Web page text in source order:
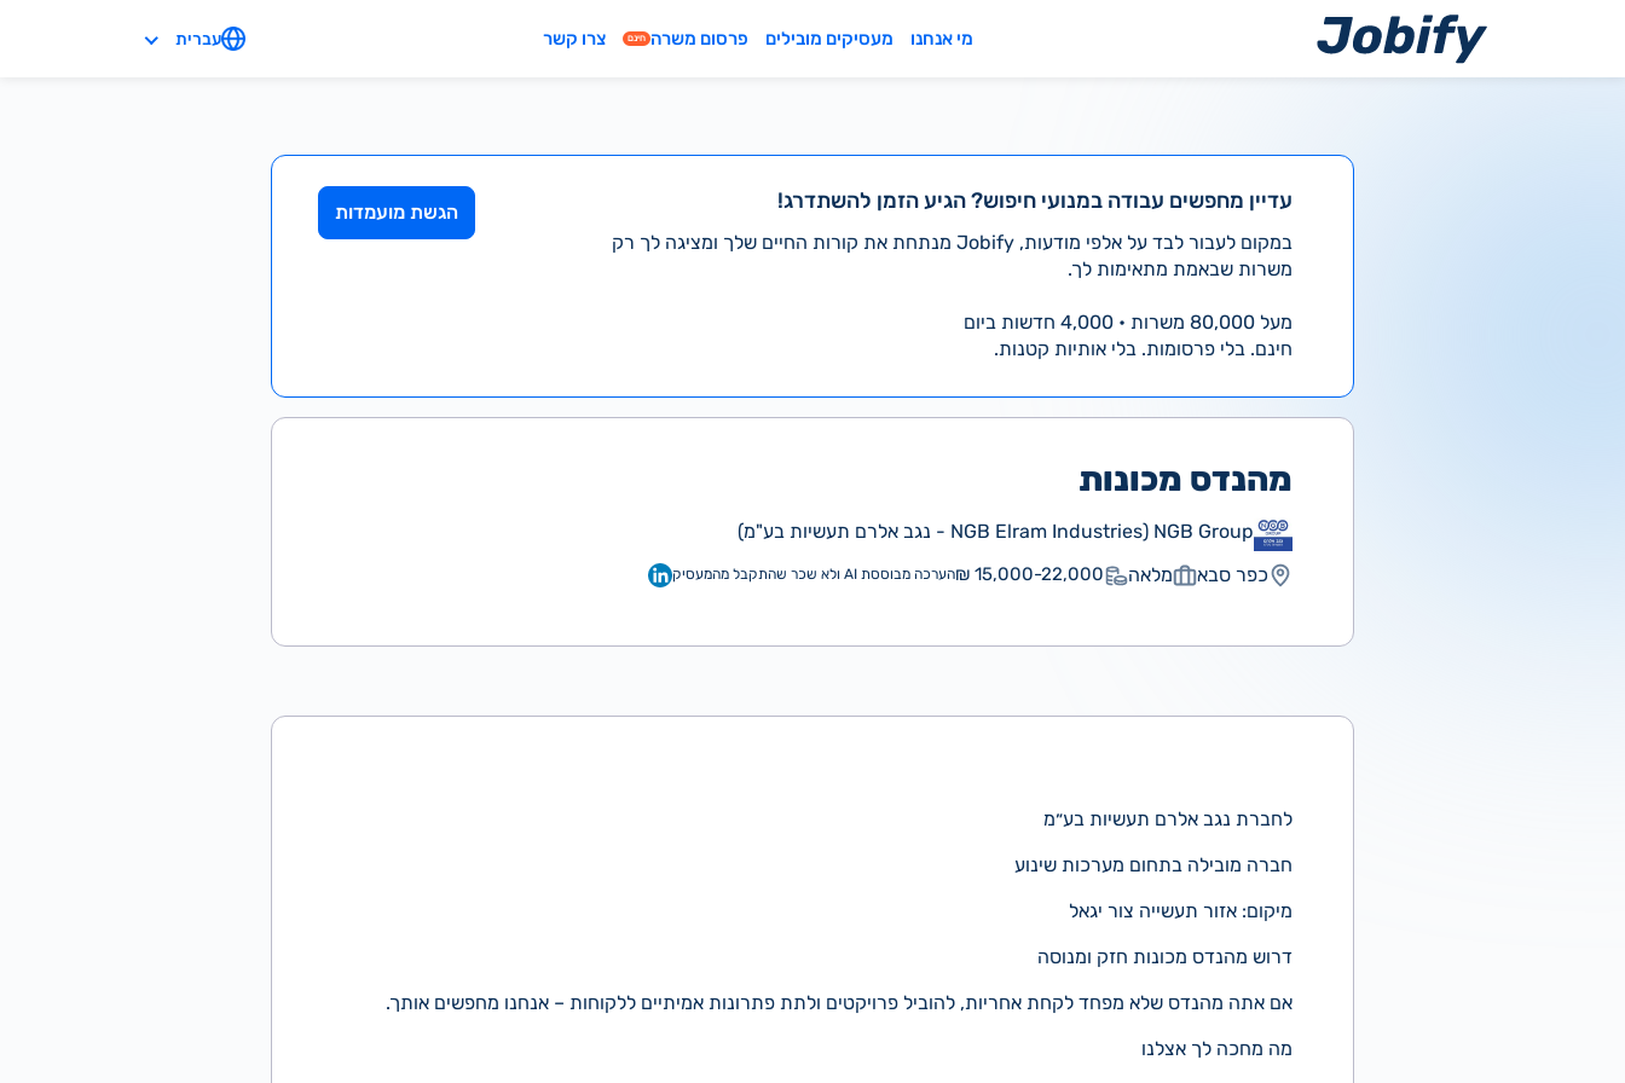
מי אנחנו מעסיקים מובילים פרסום משרה חינם צרו קשר עברית
עדיין מחפשים עבודה במנועי חיפוש? הגיע הזמן להשתדרג!
במקום לעבור לבד על אלפי מודעות, Jobify מנתחת את קורות החיים שלך ומציגה לך רק
משרות שבאמת מתאימות לך.
מעל 80,000 משרות • 4,000 חדשות ביום
חינם. בלי פרסומות. בלי אותיות קטנות.
הגשת מועמדות
מהנדס מכונות
NGB Group (NGB Elram Industries - נגב אלרם תעשיות בע"מ)
כפר סבא
מלאה 15,000-22,000 ₪ הערכה מבוססת AI ולא שכר שהתקבל מהמעסיק
לחברת נגב אלרם תעשיות בע״מ
חברה מובילה בתחום מערכות שינוע
מיקום: אזור תעשייה צור יגאל
דרוש מהנדס מכונות חזק ומנוסה
אם אתה מהנדס שלא מפחד לקחת אחריות, להוביל פרויקטים ולתת פתרונות אמיתיים ללקוחות – אנחנו מחפשים אותך.
מה מחכה לך אצלנו